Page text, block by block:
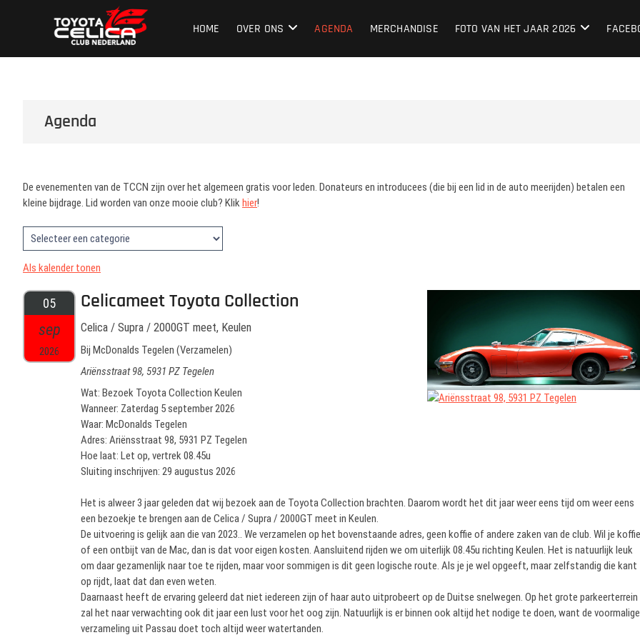
inhoud
Toyota Celica Club Nederland
HOME OVER ONS AGENDA MERCHANDISE FOTO VAN HET JAAR 2026
Agenda
De evenementen van de TCCN zijn over het algemeen gratis voor leden. Donateurs en introducees (die bij een lid in de auto meerijden) betalen een
kleine bijdrage. Lid worden van onze mooie club? Klikhier!
Als kalender tonen
05
sep
2026
Celicameet Toyota Collection
Celica / Supra / 2000GT meet, Keulen
Bij McDonalds Tegelen (Verzamelen)
Ariënsstraat 98, 5931 PZ Tegelen
Wat: Bezoek Toyota Collection Keulen
Wanneer: Zaterdag 5 september 2026
Waar: McDonalds Tegelen
Adres: Ariënsstraat 98, 5931 PZ Tegelen
Hoe laat: Let op, vertrek 08.45u
Sluiting inschrijven: 29 augustus 2026
Het is alweer 3 jaar geleden dat wij bezoek aan de Toyota Collection brachten. Daarom wordt het dit jaar weer eens tijd om weer eens
een bezoekje te brengen aan de Celica / Supra / 2000GT meet in Keulen.
De uitvoering is gelijk aan die van 2023.. We verzamelen op het bovenstaande adres, geen koffie of andere zaken van de club. Wil je koffie
of een ontbijt van de Mac, dan is dat voor eigen kosten. Aansluitend rijden we om uiterlijk 08.45u richting Keulen. Het is natuurlijk leuk
om daar gezamenlijk naar toe te rijden, maar voor sommigen is dit geen logische route. Als je je wel opgeeft, maar zelfstandig die kant
op rijdt, laat dat dan even weten.
Daarnaast heeft de ervaring geleerd dat niet iedereen zijn of haar auto uitprobeert op de Duitse snelwegen. Op het grote parkeerterrein
zal het naar verwachting ook dit jaar een lust voor het oog zijn. Natuurlijk is er binnen ook altijd het nodige te doen, want de voormalige
verzameling uit Passau doet toch altijd weer watertanden.